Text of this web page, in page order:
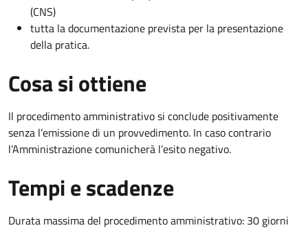
(CNS)
tutta la documentazione prevista per la presentazione
della pratica.
Cosa si ottiene
Il procedimento amministrativo si conclude positivamente
senza l’emissione di un provvedimento. In caso contrario
l’Amministrazione comunicherà l’esito negativo.
Tempi e scadenze
Durata massima del procedimento amministrativo: 30 giorni